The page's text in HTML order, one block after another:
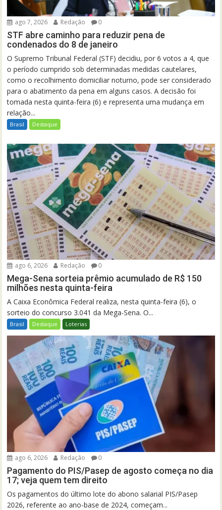
ago 7, 2026 Redação 0
STF abre caminho para reduzir pena de
condenados do 8 de janeiro
O Supremo Tribunal Federal (STF) decidiu, por 6 votos a 4, que
o período cumprido sob determinadas medidas cautelares,
como o recolhimento domiciliar noturno, pode ser considerado
para o abatimento da pena em alguns casos. A decisão foi
tomada nesta quinta-feira (6) e representa uma mudança em
relação...
Brasil Destaque
ago 6, 2026 Redação 0
Mega-Sena sorteia prêmio acumulado de R$ 150
milhões nesta quinta-feira
A Caixa Econômica Federal realiza, nesta quinta-feira (6), o
sorteio do concurso 3.041 da Mega-Sena. O...
Brasil Destaque Loterias
ago 6, 2026 Redação 0
Pagamento do PIS/Pasep de agosto começa no dia
17; veja quem tem direito
Os pagamentos do último lote do abono salarial PIS/Pasep
2026, referente ao ano-base de 2024, começam...